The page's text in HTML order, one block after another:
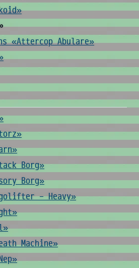
«Attercop Abulare»
Borg»
Borg»
- Heavy»
Machine»